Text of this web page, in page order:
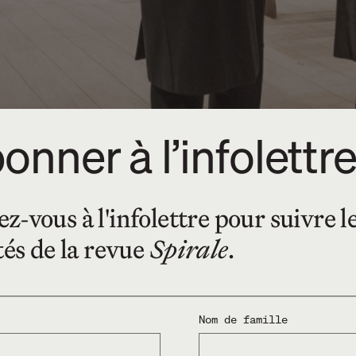
de manifeste pour
direct, était d’ailleurs l’un des
Marceline Loridan, interrogent
à l’infolettre
vous à l'infolettre pour suivre
de la revueSpirale.
Nom de famille